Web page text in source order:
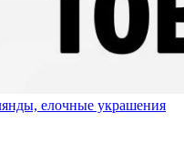
елочные украшения